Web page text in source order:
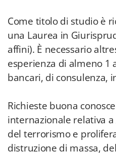
Come titolo di studio è
una Laurea in
affini). È necessario
esperienza di almeno 1
bancari, di consulenza,
Richieste buona
internazionale relativa
del terrorismo e
distruzione di massa,